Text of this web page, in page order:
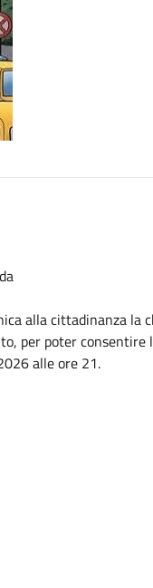
alla cittadinanza la
per poter consentire
alle ore 21.